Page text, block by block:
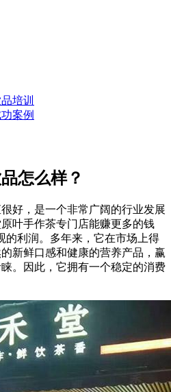
培训
案例
怎么样？
，是一个非常广阔的行业发展
叶手作茶专门店能赚更多的钱
的利润。多年来，它在市场上得
新鲜口感和健康的营养产品，赢
。因此，它拥有一个稳定的消费